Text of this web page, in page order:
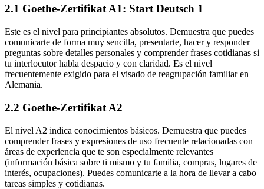
2.1 Goethe-Zertifikat A1: Start Deutsch 1
Este es el nivel para principiantes absolutos. Demuestra que puedes
comunicarte de forma muy sencilla, presentarte, hacer y responder
preguntas sobre detalles personales y comprender frases cotidianas si
tu interlocutor habla despacio y con claridad. Es el nivel
frecuentemente exigido para el visado de reagrupación familiar en
Alemania.
2.2 Goethe-Zertifikat A2
El nivel A2 indica conocimientos básicos. Demuestra que puedes
comprender frases y expresiones de uso frecuente relacionadas con
áreas de experiencia que te son especialmente relevantes
(información básica sobre ti mismo y tu familia, compras, lugares de
interés, ocupaciones). Puedes comunicarte a la hora de llevar a cabo
tareas simples y cotidianas.